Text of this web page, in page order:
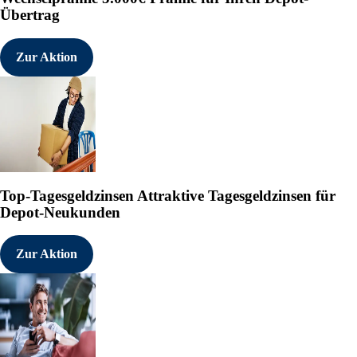
Übertrag
Zur Aktion
Top-Tagesgeldzinsen Attraktive Tagesgeldzinsen für
Depot-Neukunden
Zur Aktion